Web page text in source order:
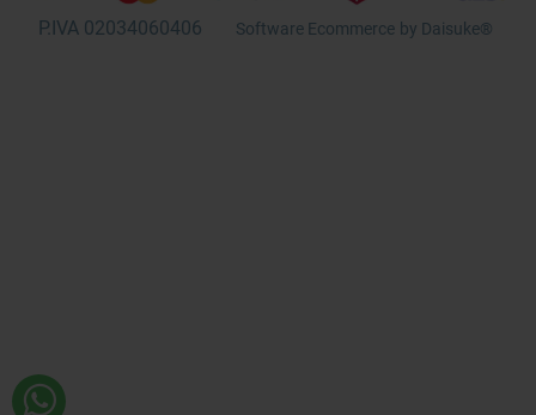
P.IVA 02034060406 Software Ecommerce by Daisuke®